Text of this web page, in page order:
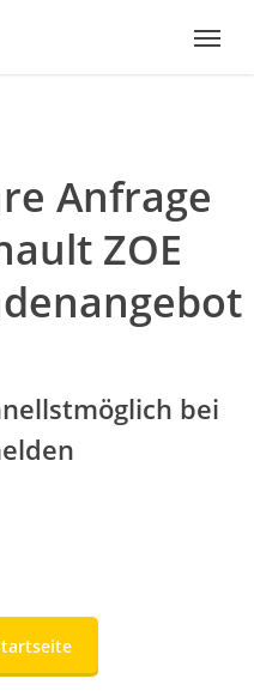
Menu
Anfrage
ZOE
bei